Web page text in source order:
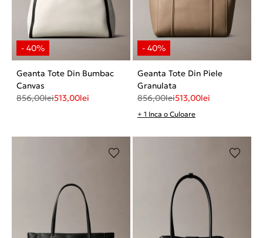
Geanta Tote Din Bumbac
Canvas
856,00lei513,00lei
Geanta Tote Din Piele
Granulata
856,00lei513,00lei
+ 1 Inca o Culoare